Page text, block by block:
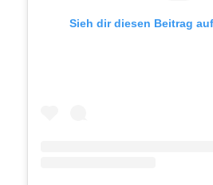
Sieh dir diesen Beitrag